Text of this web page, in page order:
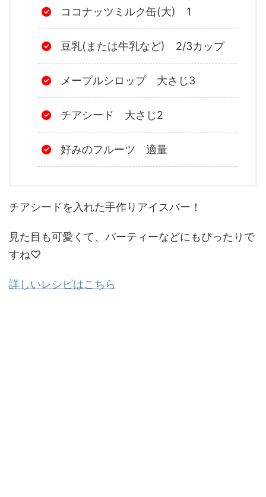
ココナッツミルク缶(大) 1
豆乳(または牛乳など) 2/3カップ
メープルシロップ 大さじ3
チアシード 大さじ2
好みのフルーツ 適量
チアシードを入れた手作りアイスバー！
見た目も可愛くて、パーティーなどにもぴったりで
すね♡
詳しいレシピはこちら